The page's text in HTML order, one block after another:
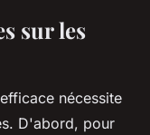
sur les
nécessite
D'abord, pour